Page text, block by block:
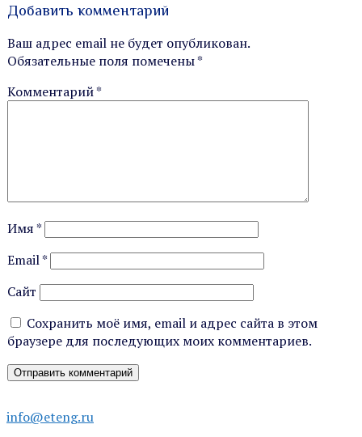
Добавить комментарий
Ваш адрес email не будет опубликован.
Обязательные поля помечены*
Комментарий*
Имя*
Email*
Сайт
Сохранить моё имя, email и адрес сайта в этом
браузере для последующих моих комментариев.
info@eteng.ru